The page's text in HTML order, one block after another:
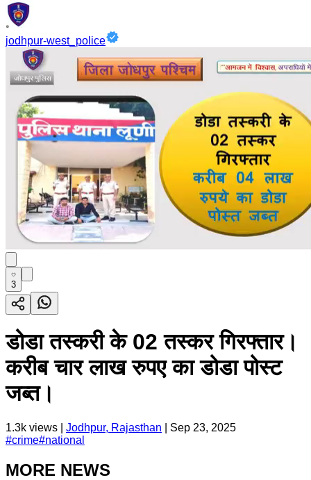
jodhpur-west_police
3
डोडा तस्करी के 02 तस्कर गिरफ्तार।
करीब चार लाख रुपए का डोडा पोस्ट
जब्त।
1.3k views | Jodhpur, Rajasthan
Sep 23, 2025
#crime#national
MORE NEWS